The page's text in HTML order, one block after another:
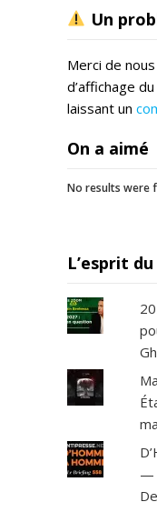
Un
Merci de
d’affichage
laissant un
On a aimé
No results were
L’esprit
—